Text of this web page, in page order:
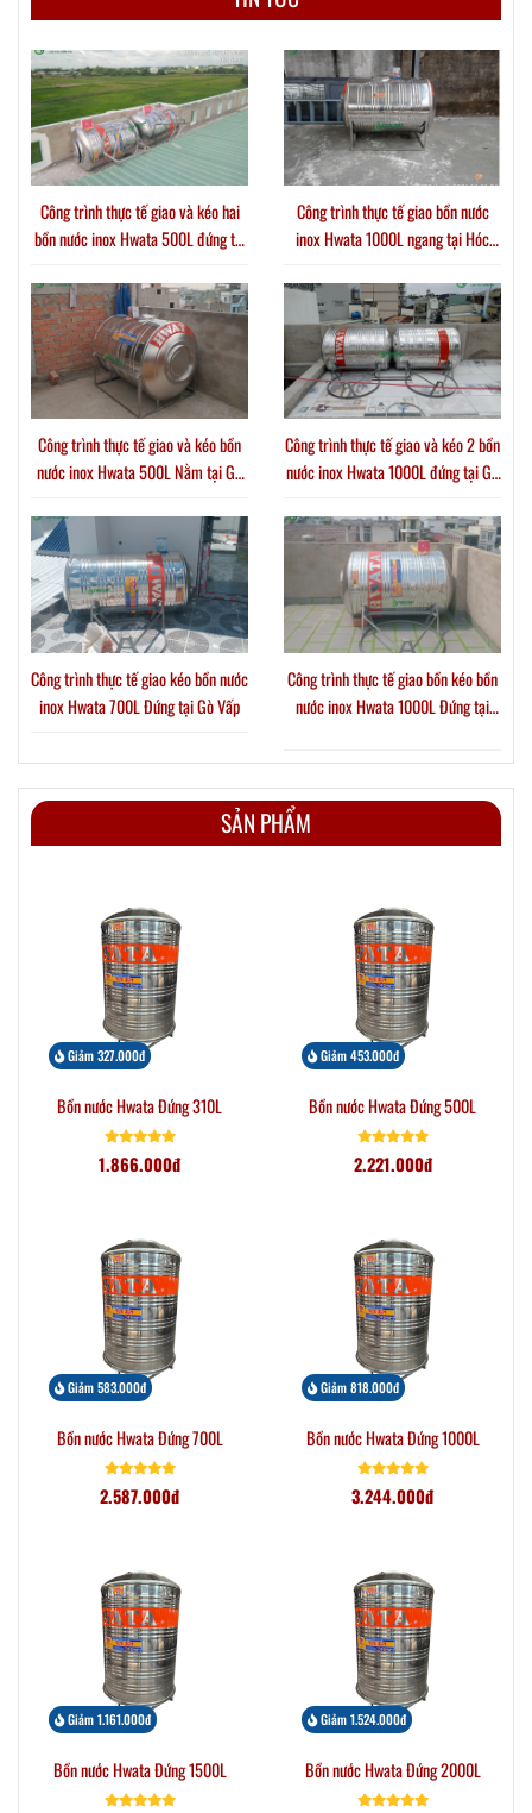
Công trình thực tế giao và kéo hai
bồn nước inox Hwata 500L đứng tại
Công trình thực tế giao bồn nước
inox Hwata 1000L ngang tại Hóc
Công trình thực tế giao và kéo bồn
nước inox Hwata 500L Nằm tại Gò
Công trình thực tế giao và kéo 2 bồn
nước inox Hwata 1000L đứng tại Gò
Công trình thực tế giao kéo bồn nước
inox Hwata 700L Đứng tại Gò Vấp
Công trình thực tế giao bồn kéo bồn
nước inox Hwata 1000L Đứng tại
SẢN PHẨM
Giảm 327.000đ
Bồn nước Hwata Đứng 310L
1.866.000đ
Giảm 453.000đ
Bồn nước Hwata Đứng 500L
2.221.000đ
Giảm 583.000đ
Bồn nước Hwata Đứng 700L
2.587.000đ
Giảm 818.000đ
Bồn nước Hwata Đứng 1000L
3.244.000đ
Giảm 1.161.000đ
Bồn nước Hwata Đứng 1500L
Giảm 1.524.000đ
Bồn nước Hwata Đứng 2000L